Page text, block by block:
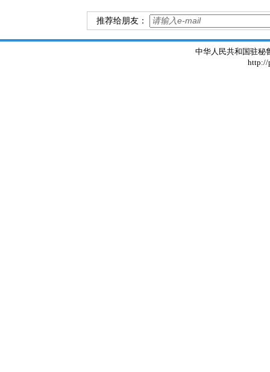
推荐给朋友：
中华人民共和国驻秘
http://